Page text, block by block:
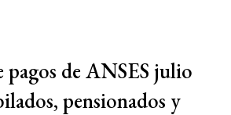
pagos de ANSES julio
pensionados y